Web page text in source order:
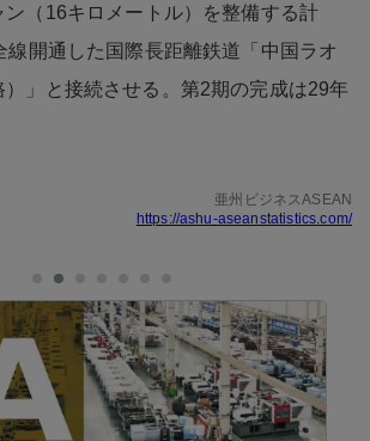
ン（16キロメートル）を整備する計
線開通した国際長距離鉄道「中国ラオ
）」と接続させる。第2期の完成は29年
亜州ビジネスASEAN
https://ashu-aseanstatistics.com/